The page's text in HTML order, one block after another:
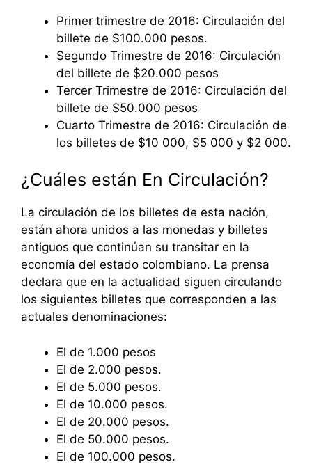
Primer trimestre de 2016: Circulación del
billete de $100.000 pesos.
Segundo Trimestre de 2016: Circulación
del billete de $20.000 pesos
Tercer Trimestre de 2016: Circulación del
billete de $50.000 pesos
Cuarto Trimestre de 2016: Circulación de
los billetes de $10 000, $5 000 y $2 000.
¿Cuáles están En Circulación?
La circulación de los billetes de esta nación,
están ahora unidos a las monedas y billetes
antiguos que continúan su transitar en la
economía del estado colombiano. La prensa
declara que en la actualidad siguen circulando
los siguientes billetes que corresponden a las
actuales denominaciones:
El de 1.000 pesos
El de 2.000 pesos.
El de 5.000 pesos.
El de 10.000 pesos.
El de 20.000 pesos.
El de 50.000 pesos.
El de 100.000 pesos.